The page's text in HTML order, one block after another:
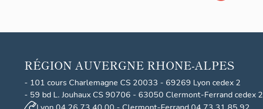
RÉGION AUVERGNE RHONE-ALPES
- 101 cours Charlemagne CS 20033 - 69269 Lyon cedex 2
- 59 bd L. Jouhaux CS 90706 - 63050 Clermont-Ferrand cedex 2